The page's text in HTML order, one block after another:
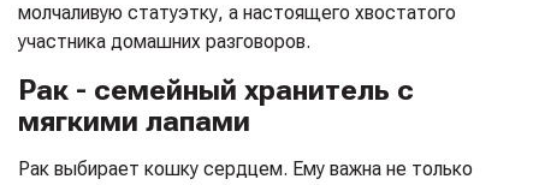
молчаливую статуэтку, а настоящего хвостатого
участника домашних разговоров.
Рак - семейный хранитель с
мягкими лапами
Рак выбирает кошку сердцем. Ему важна не только